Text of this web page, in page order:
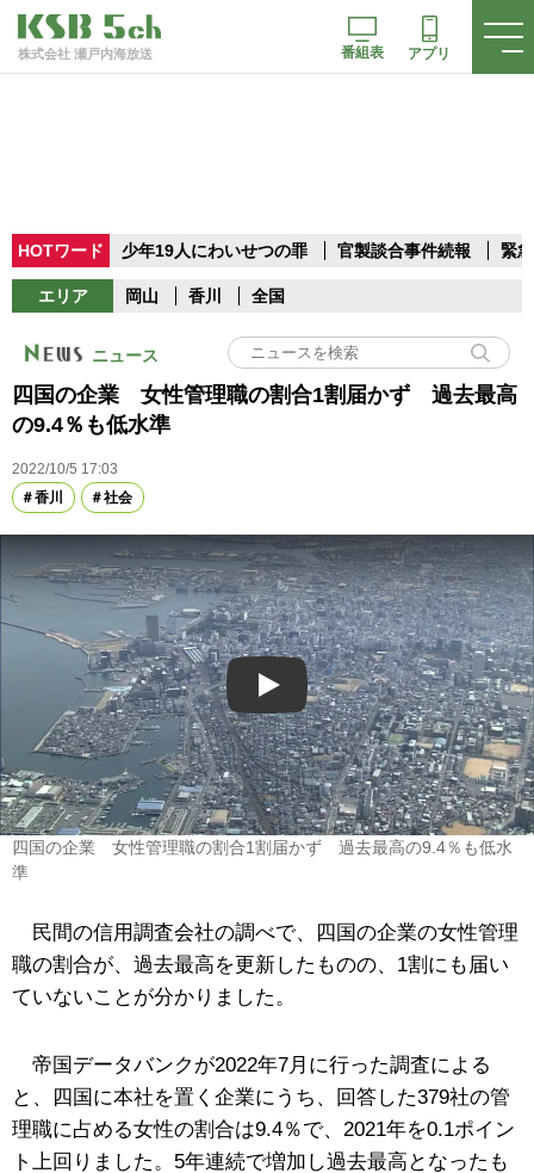
株式会社 瀬戸内海放送 番組表 アプリ
HOTワード 少年19人にわいせつの罪 官製談合事件続報 緊
エリア 岡山 香川 全国
ニュース
四国の企業 女性管理職の割合1割届かず 過去最高
の9.4％も低水準
2022/10/5 17:03
香川
社会
Play
四国の企業 女性管理職の割合1割届かず 過去最高の9.4％も低水
準
民間の信用調査会社の調べで、四国の企業の女性管理
職の割合が、過去最高を更新したものの、1割にも届い
ていないことが分かりました。
帝国データバンクが2022年7月に行った調査による
と、四国に本社を置く企業にうち、回答した379社の管
理職に占める女性の割合は9.4％で、2021年を0.1ポイン
ト上回りました。5年連続で増加し過去最高となったも